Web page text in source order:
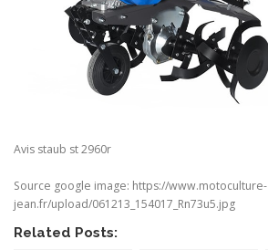
Avis staub st 2960r
Source google image: https://www.motoculture-
jean.fr/upload/061213_154017_Rn73u5.jpg
Related Posts: